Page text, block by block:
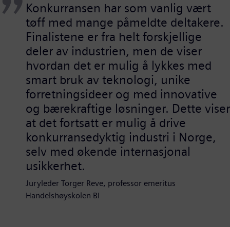
Konkurransen har som vanlig vært
tøff med mange påmeldte deltakere.
Finalistene er fra helt forskjellige
deler av industrien, men de viser
hvordan det er mulig å lykkes med
smart bruk av teknologi, unike
forretningsideer og med innovative
og bærekraftige løsninger. Dette viser
at det fortsatt er mulig å drive
konkurransedyktig industri i Norge,
selv med økende internasjonal
usikkerhet.
Juryleder Torger Reve, professor emeritus
Handelshøyskolen BI